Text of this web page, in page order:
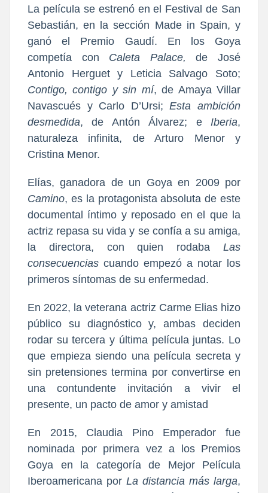
La película se estrenó en el Festival de San
Sebastián, en la sección Made in Spain, y
ganó el Premio Gaudí. En los Goya
competía con Caleta Palace, de José
Antonio Herguet y Leticia Salvago Soto;
Contigo, contigo y sin mí, de Amaya Villar
Navascués y Carlo D’Ursi; Esta ambición
desmedida, de Antón Álvarez; e Iberia,
naturaleza infinita, de Arturo Menor y
Cristina Menor.
Elías, ganadora de un Goya en 2009 por
Camino, es la protagonista absoluta de este
documental íntimo y reposado en el que la
actriz repasa su vida y se confía a su amiga,
la directora, con quien rodaba Las
consecuencias cuando empezó a notar los
primeros síntomas de su enfermedad.
En 2022, la veterana actriz Carme Elias hizo
público su diagnóstico y, ambas deciden
rodar su tercera y última película juntas. Lo
que empieza siendo una película secreta y
sin pretensiones termina por convertirse en
una contundente invitación a vivir el
presente, un pacto de amor y amistad
En 2015, Claudia Pino Emperador fue
nominada por primera vez a los Premios
Goya en la categoría de Mejor Película
Iberoamericana por La distancia más larga,